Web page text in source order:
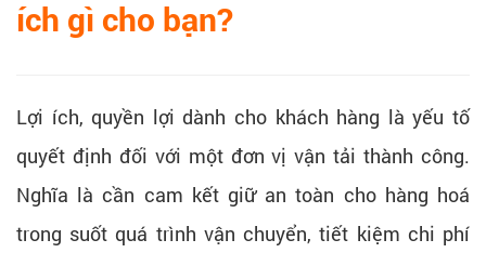
ích gì cho bạn?
Lợi ích, quyền lợi dành cho khách hàng là yếu tố
quyết định đối với một đơn vị vận tải thành công.
Nghĩa là cần cam kết giữ an toàn cho hàng hoá
trong suốt quá trình vận chuyển, tiết kiệm chi phí